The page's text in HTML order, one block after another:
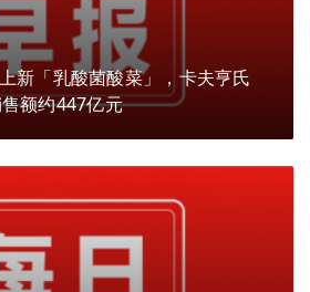
新「乳酸菌酸菜」，卡夫亨氏
额约447亿元